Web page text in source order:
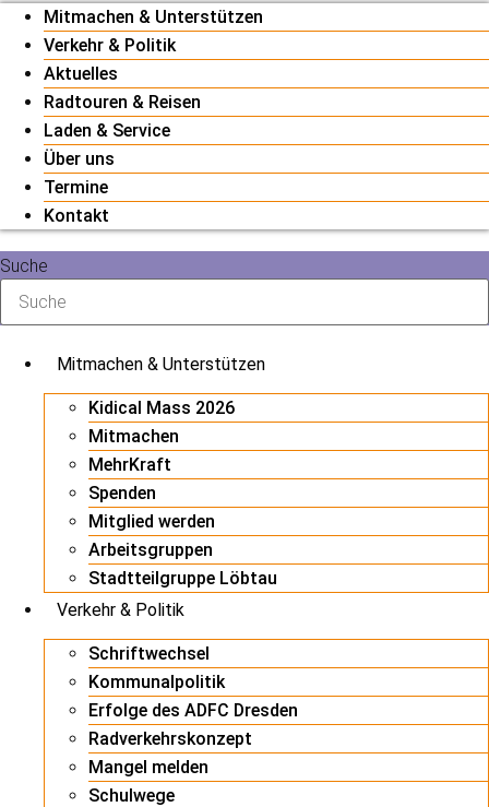
Mitmachen & Unterstützen
Verkehr & Politik
Aktuelles
Radtouren & Reisen
Laden & Service
Über uns
Termine
Kontakt
Suche
Mitmachen & Unterstützen
Kidical Mass 2026
Mitmachen
MehrKraft
Spenden
Mitglied werden
Arbeitsgruppen
Stadtteilgruppe Löbtau
Verkehr & Politik
Schriftwechsel
Kommunalpolitik
Erfolge des ADFC Dresden
Radverkehrskonzept
Mangel melden
Schulwege